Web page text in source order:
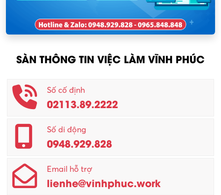
Nhân viên thu mua
Nhân viên CSKH
Phục vụ khác
Promotion Girl (PG)
Quản lý – Giám đốc
Quản lý chất lượng – QC
Quản lý sản xuất
Quản trị kinh doanh
KCN Sông Lô I
KCN Tam Dương
SÀN THÔNG TIN VIỆC LÀM VĨNH PHÚC
Số cố định
02113.89.2222
Số di động
0948.929.828
Email hỗ trợ
lienhe@vinhphuc.work